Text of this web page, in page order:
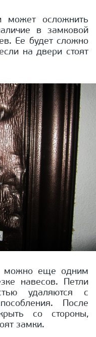
может осложнить
в замковой
Ее будет сложно
на двери стоят
можно еще одним
навесов. Петли
удаляются с
После
со стороны,
замки.